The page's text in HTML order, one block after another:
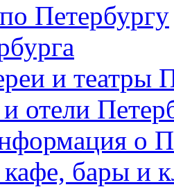
Петербургу
и театры
отели
о
бары и